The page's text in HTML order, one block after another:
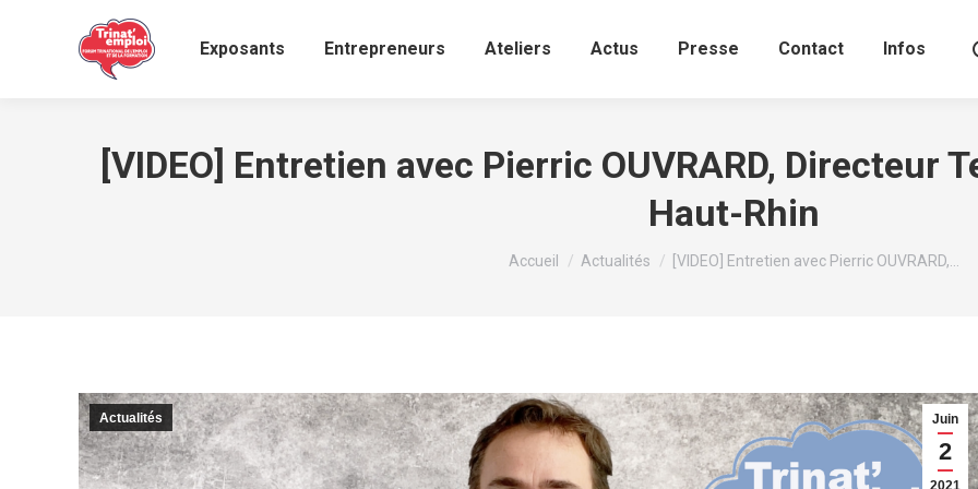
Exposants Entrepreneurs Ateliers Actus Presse Contact Infos
[VIDEO] Entretien avec Pierric OUVRARD, Directeur
Haut-Rhin
Vous êtes ici :
Accueil Actualités [VIDEO] Entretien avec Pierric OUVRARD,…
Juin
2
2021
Actualités